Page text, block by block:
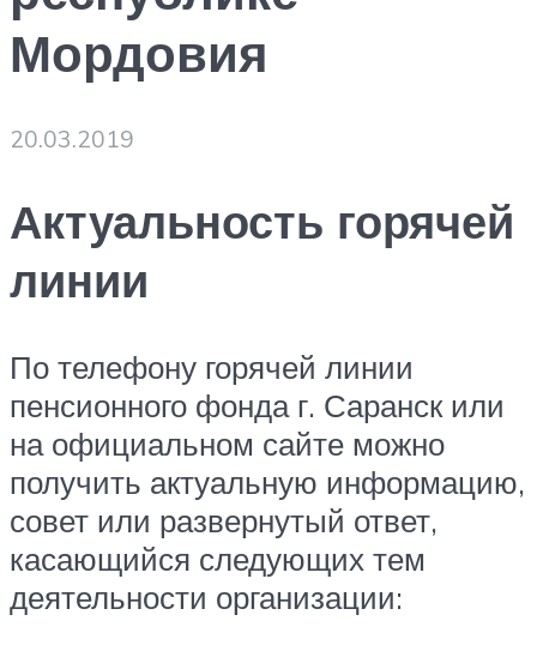
Мордовия
20.03.2019
Актуальность горячей
линии
По телефону горячей линии
пенсионного фонда г. Саранск или
на официальном сайте можно
получить актуальную информацию,
совет или развернутый ответ,
касающийся следующих тем
деятельности организации: